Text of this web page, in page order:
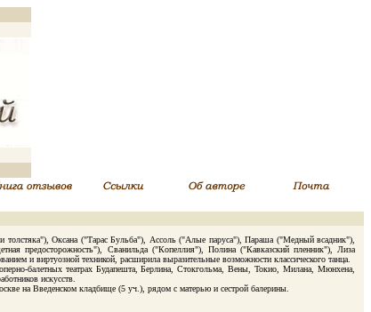
Оксана ("Тарас Бульба"), Ассоль ("Алые паруса"), Параша ("Медный всадник"),
предосторожность"), Сванильда ("Копеллия"), Полина ("Кавказский пленник"), Лиза
и виртуозной техникой, расширила выразительные возможности классического танца.
балетных театрах Будапешта, Берлина, Стокгольма, Вены, Токио, Милана, Мюнхена,
искусств.
на Введенском кладбище (5 уч.), рядом с матерью и сестрой балерины.